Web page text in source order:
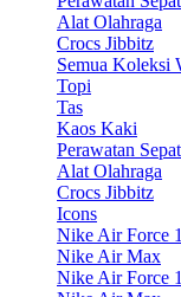
Alat Olahraga
Crocs Jibbitz
Semua Koleksi
Topi
Tas
Kaos Kaki
Perawatan
Alat Olahraga
Crocs Jibbitz
Icons
Nike Air Force 1
Nike Air Max
Nike Air Force 1